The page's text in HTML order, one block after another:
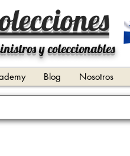
y coleccionables
Blog Nosotros